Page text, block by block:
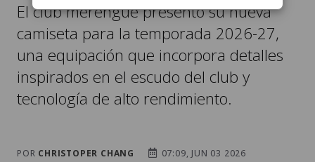
El club merengue presentó su nueva
camiseta para la temporada 2026-27,
una equipación que incorpora detalles
inspirados en el escudo del club y
tecnología de alto rendimiento.
POR CHRISTOPER CHANG
07:09, JUN 03 2026